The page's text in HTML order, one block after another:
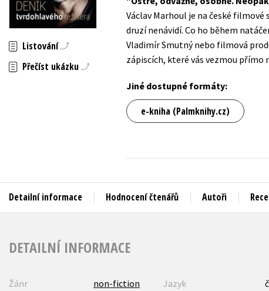
Beletrie pro děti
Beletrie pro dospělé
Byznys a ekonomie
Jazyky
Kalendáře
Kariéra a osobní rozvoj
Komiks
Listování
Přečíst ukázku
Václav Marhoul je na české filmové
druzí nenávidí. Co ho během
Vladimír Smutný nebo filmová
zápiscích, které vás vezmou
Jiné dostupné formáty:
e-kniha (Palmknihy.cz)
Detailní informace Hodnocení čtenářů Autoři
DETAILNÍ INFORMACE
Žánr
non-fiction
Jazyk